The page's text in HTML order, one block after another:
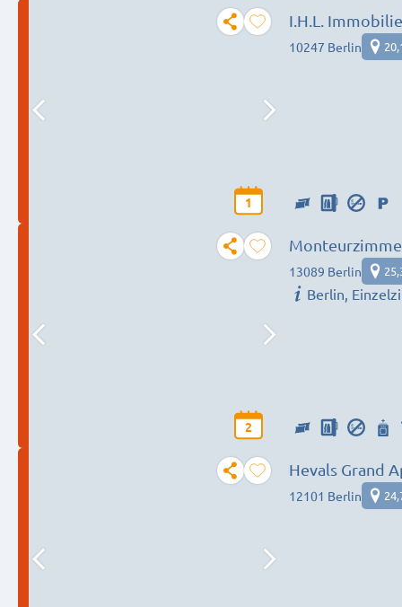
1
I.H.L.
10247 Berlin
2
13089 Berlin
Berlin,
Hevals Grand
12101 Berlin